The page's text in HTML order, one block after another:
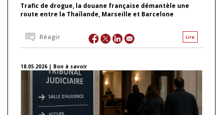
Trafic de drogue, la douane française démantèle une
route entre la Thaïlande, Marseille et Barcelone
Lire
Réagir
18.05.2026 | Bon à savoir